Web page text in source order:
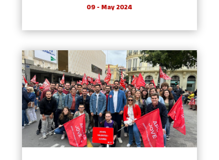
09 - May 2024